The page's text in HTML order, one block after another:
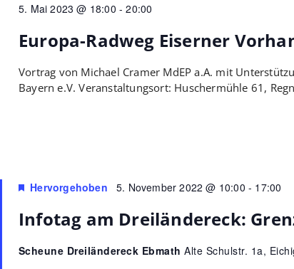
5. Mai 2023 @ 18:00 -20:00
Europa-Radweg Eiserner
Vortrag von Michael Cramer MdEP a.A. mit
Bayern e.V. Veranstaltungsort: Huschermühle 61,
Hervorgehoben 5. November 2022 @ 10:00 - 17:00
Infotag am Dreiländereck:
Scheune Dreiländereck EbmathAlte Schulstr. 1a,